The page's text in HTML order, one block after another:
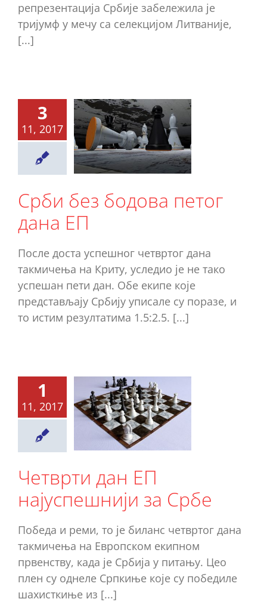
репрезентација Србије забележила је
тријумф у мечу са селекцијом Литваније,
[...]
3
11, 2017
без
дана
ЕП
НовоСрби без бодова петог
дана ЕП
После доста успешног четвртог дана
такмичења на Криту, уследио је не тако
успешан пети дан. Обе екипе које
представљају Србију уписале су поразе, и
то истим резултатима 1.5:2.5. [...]
1
11, 2017
ЕП
Србе
НовоЧетврти дан ЕП
најуспешнији за Србе
Победа и реми, то је биланс четвртог дана
такмичења на Европском екипном
првенству, када је Србија у питању. Цео
плен су однеле Српкиње које су победиле
шахисткиње из [...]